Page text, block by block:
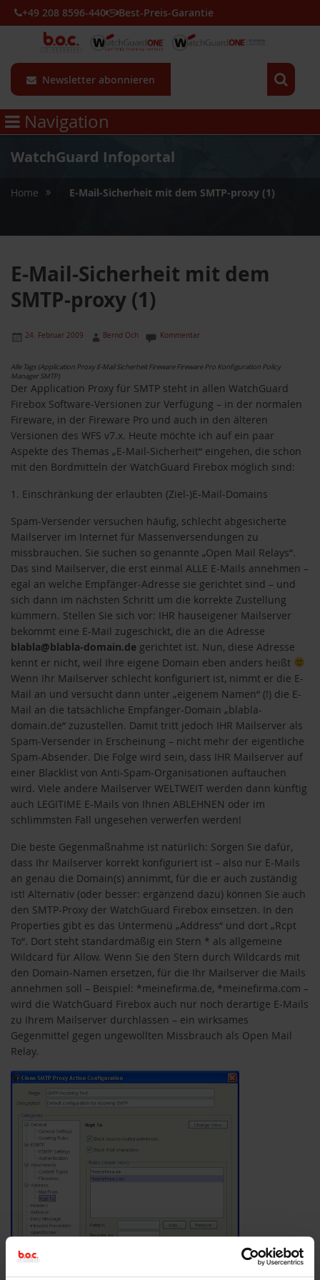
Newsletter abonnieren
+49 208 8596-440 Best-Preis-Garantie
Navigation
WatchGuard Infoportal
Home E-Mail-Sicherheit mit dem SMTP-proxy (1)
E-Mail-Sicherheit mit dem
SMTP-proxy (1)
24. Februar 2009 Bernd Och Kommentar
Alle Tags (Application Proxy E-Mail Sicherheit Fireware Fireware Pro Konfiguration Policy
Manager SMTP)
Der Application Proxy für SMTP steht in allen WatchGuard
Firebox Software-Versionen zur Verfügung – in der normalen
Fireware, in der Fireware Pro und auch in den älteren
Versionen des WFS v7.x. Heute möchte ich auf ein paar
Aspekte des Themas „E-Mail-Sicherheit“ eingehen, die schon
mit den Bordmitteln der WatchGuard Firebox möglich sind:
1. Einschränkung der erlaubten (Ziel-)E-Mail-Domains
Spam-Versender versuchen häufig, schlecht abgesicherte
Mailserver im Internet für Massenversendungen zu
missbrauchen. Sie suchen so genannte „Open Mail Relays“.
Das sind Mailserver, die erst einmal ALLE E-Mails annehmen –
egal an welche Empfänger-Adresse sie gerichtet sind – und
sich dann im nächsten Schritt um die korrekte Zustellung
kümmern. Stellen Sie sich vor: IHR hauseigener Mailserver
bekommt eine E-Mail zugeschickt, die an die Adresse
blabla@blabla-domain.de gerichtet ist. Nun, diese Adresse
kennt er nicht, weil Ihre eigene Domain eben anders heißt
Wenn Ihr Mailserver schlecht konfiguriert ist, nimmt er die E-
Mail an und versucht dann unter „eigenem Namen“ (!) die E-
Mail an die tatsächliche Empfänger-Domain „blabla-
domain.de“ zuzustellen. Damit tritt jedoch IHR Mailserver als
Spam-Versender in Erscheinung – nicht mehr der eigentliche
Spam-Absender. Die Folge wird sein, dass IHR Mailserver auf
einer Blacklist von Anti-Spam-Organisationen auftauchen
wird. Viele andere Mailserver WELTWEIT werden dann künftig
auch LEGITIME E-Mails von Ihnen ABLEHNEN oder im
schlimmsten Fall ungesehen verwerfen werden!
Die beste Gegenmaßnahme ist natürlich: Sorgen Sie dafür,
dass Ihr Mailserver korrekt konfiguriert ist – also nur E-Mails
an genau die Domain(s) annimmt, für die er auch zuständig
ist! Alternativ (oder besser: ergänzend dazu) können Sie auch
den SMTP-Proxy der WatchGuard Firebox einsetzen. In den
Properties gibt es das Untermenü „Address“ und dort „Rcpt
To“. Dort steht standardmäßig ein Stern * als allgemeine
Wildcard für Allow. Wenn Sie den Stern durch Wildcards mit
den Domain-Namen ersetzen, für die Ihr Mailserver die Mails
annehmen soll – Beispiel: *meinefirma.de, *meinefirma.com –
wird die WatchGuard Firebox auch nur noch derartige E-Mails
zu Ihrem Mailserver durchlassen – ein wirksames
Gegenmittel gegen ungewollten Missbrauch als Open Mail
Relay.